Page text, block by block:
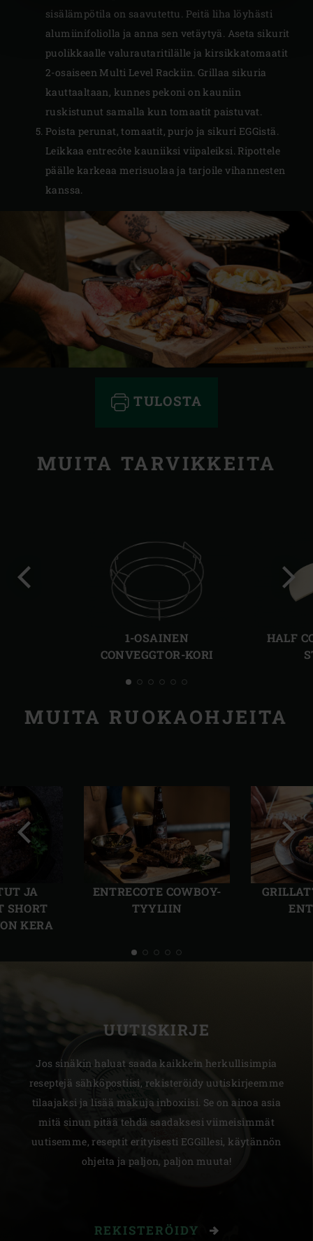
sisälämpötila on saavutettu. Peitä liha löyhästi
alumiinifoliolla ja anna sen vetäytyä. Aseta sikurit
puolikkaalle valurautaritilälle ja kirsikkatomaatit
2-osaiseen Multi Level Rackiin. Grillaa sikuria
kauttaaltaan, kunnes pekoni on kauniin
ruskistunut samalla kun tomaatit paistuvat.
Poista perunat, tomaatit, purjo ja sikuri EGGistä.
Leikkaa entrecôte kauniiksi viipaleiksi. Ripottele
päälle karkeaa merisuolaa ja tarjoile vihannesten
kanssa.
TULOSTA
MUITA TARVIKKEITA
1-OSAINEN
CONVEGGTOR-KORI
HALF
MUITA RUOKAOHJEITA
JA
SHORT
KERA
ENTRECOTE COWBOY-
TYYLIIN
dia
UUTISKIRJE
Jos sinäkin haluat saada kaikkein herkullisimpia
reseptejä sähköpostiisi, rekisteröidy uutiskirjeemme
tilaajaksi ja lisää makuja inboxiisi. Se on ainoa asia
mitä sinun pitää tehdä saadaksesi viimeisimmät
uutisemme, reseptit erityisesti EGGillesi, käytännön
ohjeita ja paljon, paljon muuta!
REKISTERÖIDY